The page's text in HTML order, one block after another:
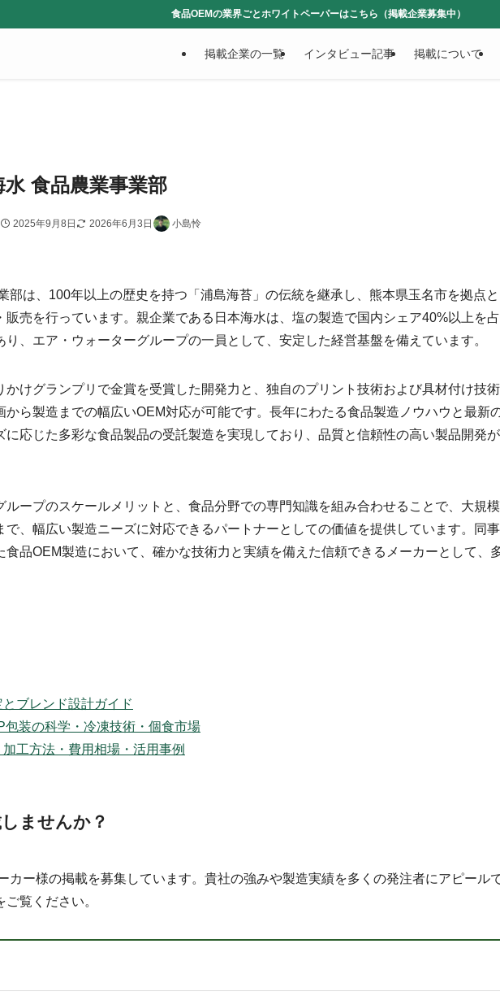
食品OEMの業界ごとホワイトペーパーはこちら（掲載企業募集中）
掲載企業の一覧 インタビュー記事 掲載について
食品農業事業部
2025年9月8日 2026年6月3日 小島怜
部は、100年以上の歴史を持つ「浦島海苔」の伝統を継承し、熊本県玉名市を拠点
販売を行っています。親企業である日本海水は、塩の製造で国内シェア40%以上を
、エア・ウォーターグループの一員として、安定した経営基盤を備えています。
かけグランプリで金賞を受賞した開発力と、独自のプリント技術および具材付け技
ら製造までの幅広いOEM対応が可能です。長年にわたる食品製造ノウハウと最新
に応じた多彩な食品製品の受託製造を実現しており、品質と信頼性の高い製品開発
ループのスケールメリットと、食品分野での専門知識を組み合わせることで、大規
で、幅広い製造ニーズに対応できるパートナーとしての価値を提供しています。同
品OEM製造において、確かな技術力と実績を備えた信頼できるメーカーとして、
ブレンド設計ガイド
装の科学・冷凍技術・個食市場
工方法・費用相場・活用事例
ませんか？
カー様の掲載を募集しています。貴社の強みや製造実績を多くの発注者にアピール
ご覧ください。